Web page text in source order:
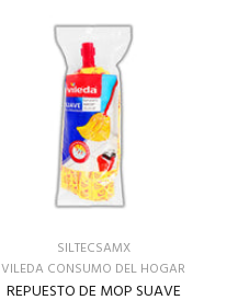
SILTECSAMX
VILEDA CONSUMO DEL HOGAR
REPUESTO DE MOP SUAVE